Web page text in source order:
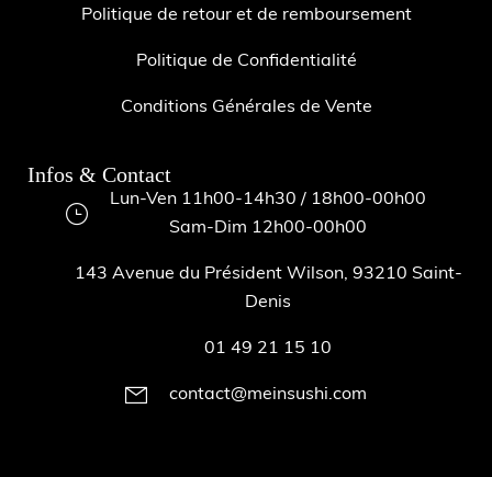
Politique de retour et de remboursement
Politique de Confidentialité
Conditions Générales de Vente
Infos & Contact
Lun-Ven 11h00-14h30 / 18h00-00h00
Sam-Dim 12h00-00h00
143 Avenue du Président Wilson, 93210 Saint-
Denis
01 49 21 15 10
contact@meinsushi.com